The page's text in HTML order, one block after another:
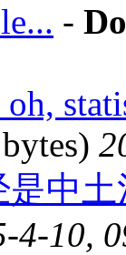
-
中
4-10,